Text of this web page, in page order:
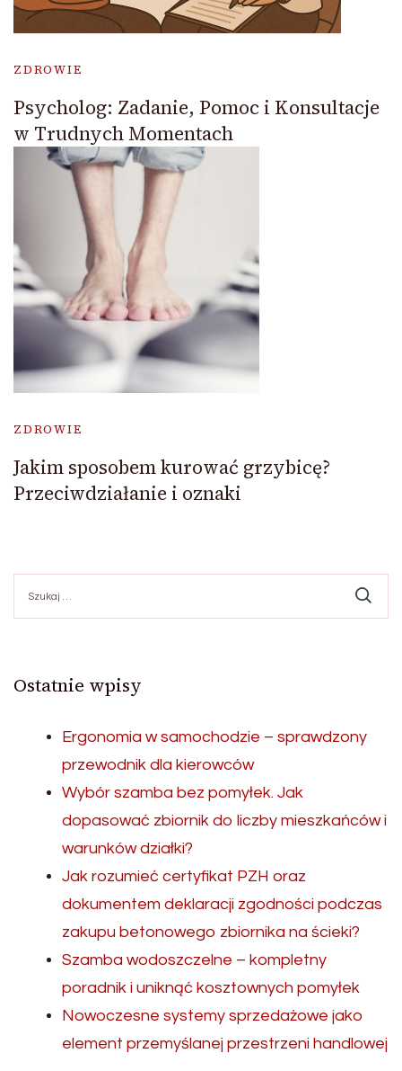
ZDROWIE
Psycholog: Zadanie, Pomoc i Konsultacje
w Trudnych Momentach
ZDROWIE
Jakim sposobem kurować grzybicę?
Przeciwdziałanie i oznaki
Ostatnie wpisy
Ergonomia w samochodzie – sprawdzony
przewodnik dla kierowców
Wybór szamba bez pomyłek. Jak
dopasować zbiornik do liczby mieszkańców i
warunków działki?
Jak rozumieć certyfikat PZH oraz
dokumentem deklaracji zgodności podczas
zakupu betonowego zbiornika na ścieki?
Szamba wodoszczelne – kompletny
poradnik i uniknąć kosztownych pomyłek
Nowoczesne systemy sprzedażowe jako
element przemyślanej przestrzeni handlowej